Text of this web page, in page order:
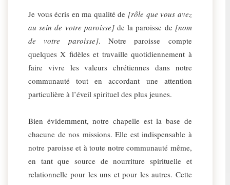
Je vous écris en ma qualité de [rôle que vous avez
au sein de votre paroisse]de la paroisse de [nom
de votre paroisse]. Notre paroisse compte
quelques X fidèles et travaille quotidiennement à
faire vivre les valeurs chrétiennes dans notre
communauté tout en accordant une attention
particulière à l’éveil spirituel des plus jeunes.
Bien évidemment, notre chapelle est la base de
chacune de nos missions. Elle est indispensable à
notre paroisse et à toute notre communauté même,
en tant que source de nourriture spirituelle et
relationnelle pour les uns et pour les autres. Cette